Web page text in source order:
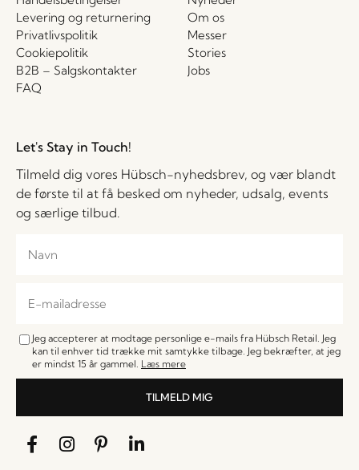
Levering og returnering
Privatlivspolitik
Cookiepolitik
B2B – Salgskontakter
FAQ
Om os
Messer
Stories
Jobs
Let's Stay in Touch!
Tilmeld dig vores Hübsch-nyhedsbrev, og vær blandt
de første til at få besked om nyheder, udsalg, events
og særlige tilbud.
Jeg accepterer at modtage personlige e-mails fra Hübsch Retail. Jeg
kan til enhver tid trække mit samtykke tilbage. Jeg bekræfter, at jeg
er mindst 15 år gammel. Læs mere
TILMELD MIG